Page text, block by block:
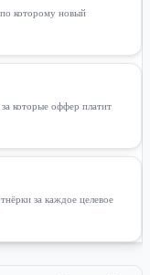
которому новый
которые оффер платит
за каждое целевое